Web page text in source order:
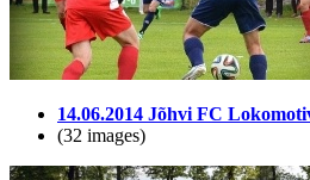
14.06.2014 Jõhvi FC
(32 images)